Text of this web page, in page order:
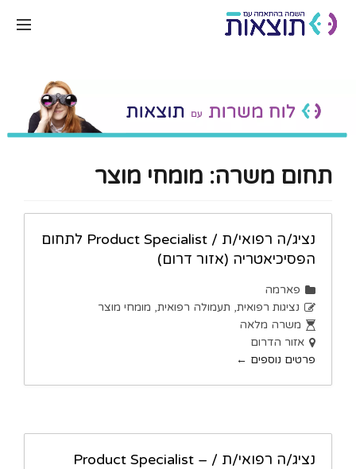
תחום משרה: מומחי מוצר
נציג/ה רפואי/ת / Product Specialist לתחום
הפסיכיאטריה (אזור דרום)
פארמה
נציגות רפואית תעמולה רפואית מומחי מוצר
משרה מלאה
אזור הדרום
פרטים נוספים
נציג/ה רפואי/ת / Product Specialist –